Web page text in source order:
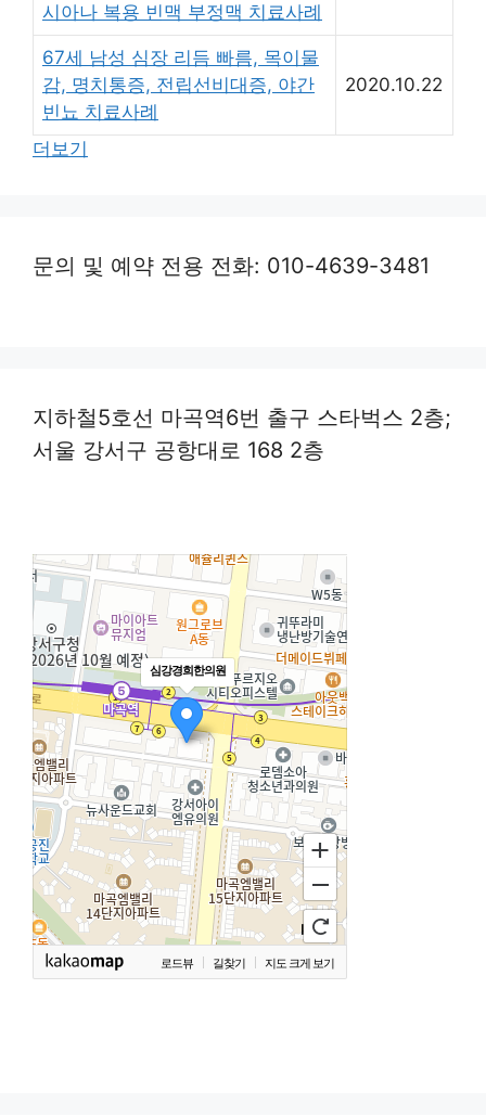
시아나 복용 빈맥 부정맥 치료사례
67세 남성 심장 리듬 빠름, 목이물
감, 명치통증, 전립선비대증, 야간
빈뇨 치료사례
2020.10.22
더보기
문의 및 예약 전용 전화: 010-4639-3481
지하철5호선 마곡역6번 출구 스타벅스 2층;
서울 강서구 공항대로 168 2층
심강경희한의원
로드뷰 길찾기 지도 크게 보기